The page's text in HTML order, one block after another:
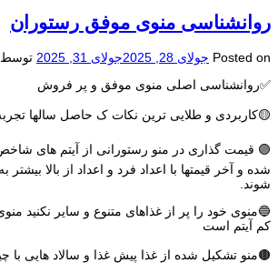
روانشناسی منوی موفق رستوران
Posted on جولای 28, 2025 جولای 31, 2025 توسط
✅روانشناسی اصلی منوی موفق و پر فروش
🟡کاربردی و طلایی ترین نکات ک حاصل سالها
🟣 قیمت گذاری در منو رستورانی از آیتم های
شده و آخر قیمتها با اعداد فرد و اعداد از بالا
شوند.
🔵منوی خود را پر از غذاهای متنوع و سایر نکنید
کم آیتم است
🟤منو تشکيل شده از غذا پیش غذا و سالاد هایی